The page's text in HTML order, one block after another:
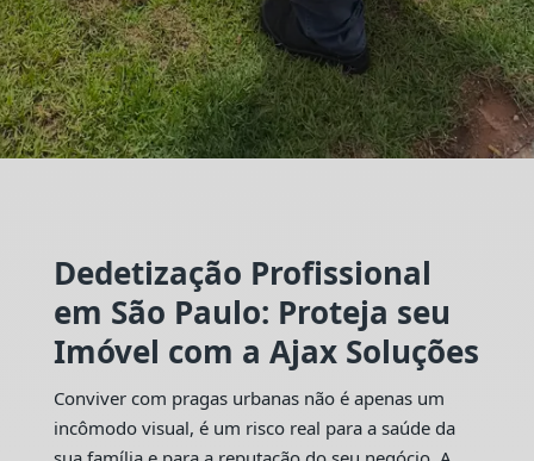
Dedetização Profissional
em São Paulo: Proteja seu
Imóvel com a Ajax Soluções
Conviver com pragas urbanas não é apenas um
incômodo visual, é um risco real para a saúde da